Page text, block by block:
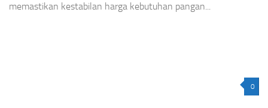
memastikan kestabilan harga kebutuhan pangan...
0